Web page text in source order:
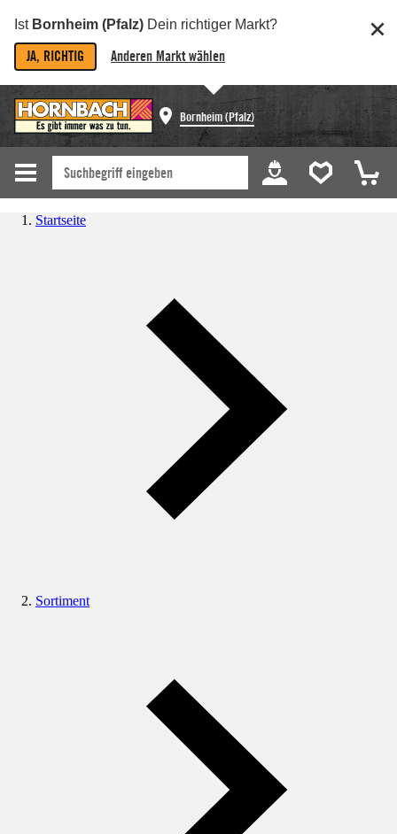
Ist Bornheim (Pfalz) Dein richtiger Markt?
JA, RICHTIG Anderen Markt wählen
Bornheim (Pfalz)
Startseite
Sortiment